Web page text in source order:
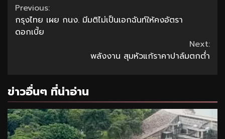
Continue
Reading
Previous:
กรุงไทย เผย กนง. มีมติไม่เป็นเอกฉันท์ให้คงอัตรา
ดอกเบี้ย
Next:
พลังงาน สุมหัวแก้ราคาปาล์มตกต่ำ
ข่าวอื่นๆ ที่น่าอ่าน